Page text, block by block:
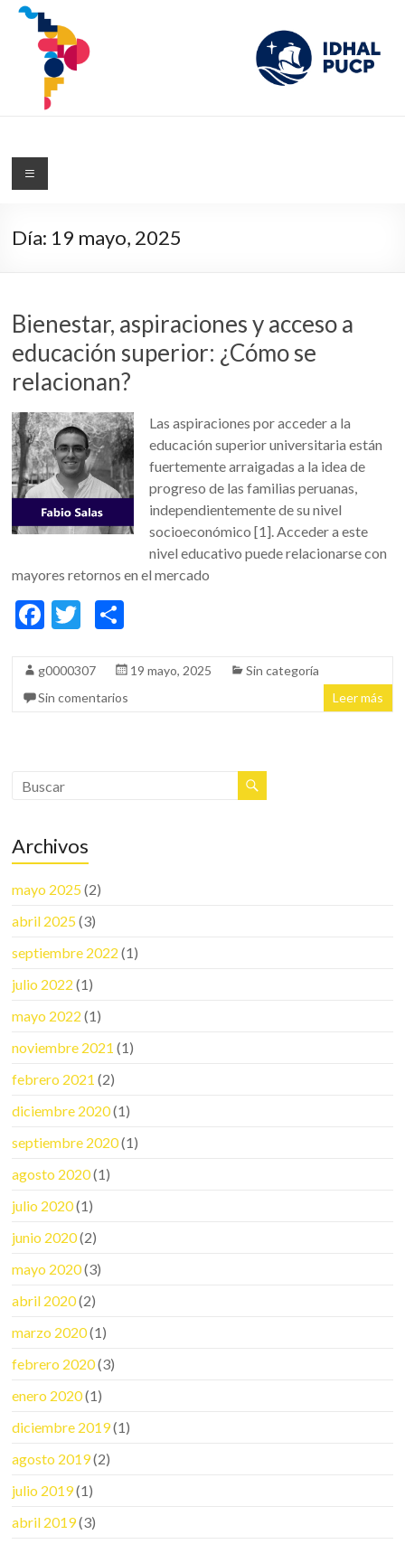
IDHAL
Blog del Instituto de Desarrollo Humano de América Latina de la PUCP
Día: 19 mayo, 2025
Bienestar, aspiraciones y acceso a
educación superior: ¿Cómo se
relacionan?
Las aspiraciones por acceder a la
educación superior universitaria están
fuertemente arraigadas a la idea de
progreso de las familias peruanas,
independientemente de su nivel
socioeconómico [1]. Acceder a este
nivel educativo puede relacionarse con
mayores retornos en el mercado
F
e
b
k
T
itt
er
m
p
g0000307 19 mayo, 2025
Sin categoría
Sin comentarios
Leer más
Archivos
mayo 2025(2)
abril 2025(3)
septiembre 2022 (1)
julio 2022 (1)
mayo 2022 (1)
noviembre 2021 (1)
febrero 2021 (2)
diciembre 2020(1)
septiembre 2020(1)
agosto 2020(1)
julio 2020(1)
junio 2020(2)
mayo 2020(3)
abril 2020(2)
marzo 2020(1)
febrero 2020(3)
enero 2020(1)
diciembre 2019(1)
agosto 2019(2)
julio 2019(1)
abril 2019(3)